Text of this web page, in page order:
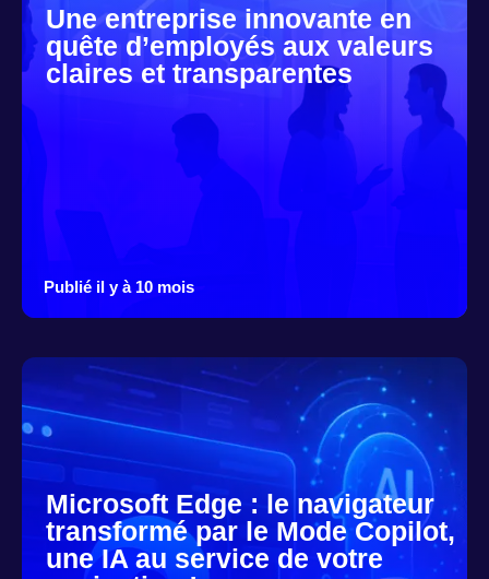
Une entreprise innovante en
quête d’employés aux valeurs
claires et transparentes
Publié il y à 10 mois
Microsoft Edge : le navigateur
transformé par le Mode Copilot,
une IA au service de votre